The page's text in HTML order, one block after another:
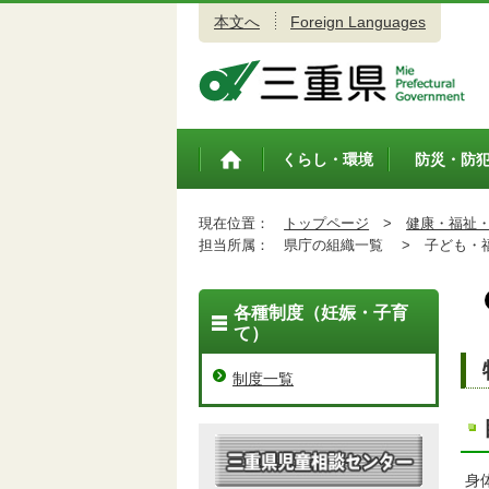
本文へ Foreign Languages
トップペ
くらし・環境 防災・防
現在位置： トップページ >
健康・福祉
担当所属：
県庁の組織一覧 > 子ども
身
各種制度（妊娠・子育
て）
制度一覧